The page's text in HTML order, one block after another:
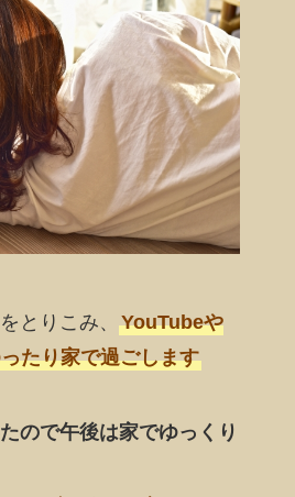
とりこみ、 YouTubeや
たり家で過ごします
ので午後は家でゆっくり